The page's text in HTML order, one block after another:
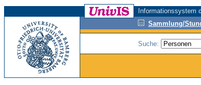
Informationssystem
Sammlung/
Suche: